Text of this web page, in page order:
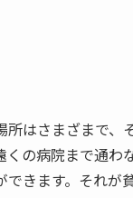
はさまざまで、
の病院まで通わ
きます。それが